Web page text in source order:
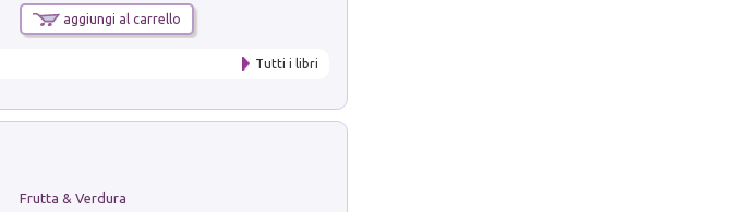
aggiungi al carrello
Tutti i libri
Frutta & Verdura